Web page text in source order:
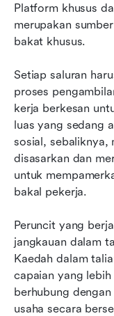
Platform khusus
merupakan
bakat khusus.
Setiap saluran
proses
kerja berkesan
luas yang sedang
sosial, sebaliknya,
disasarkan dan
untuk
bakal pekerja.
Peruncit yang
jangkauan dalam
Kaedah dalam
capaian yang
berhubung
usaha secara